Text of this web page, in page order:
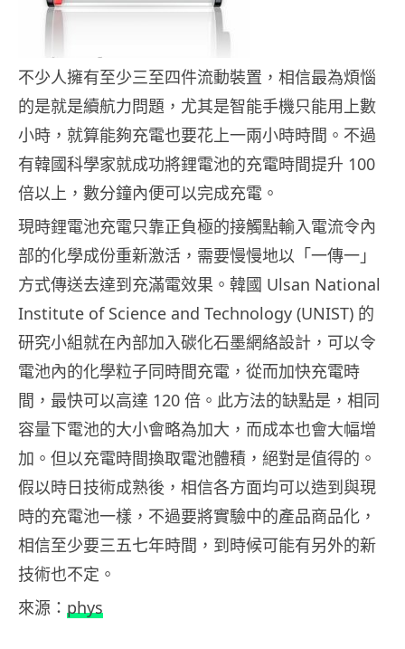
不少人擁有至少三至四件流動裝置，相信最為煩惱
的是就是續航力問題，尤其是智能手機只能用上數
小時，就算能夠充電也要花上一兩小時時間。不過
有韓國科學家就成功將鋰電池的充電時間提升 100
倍以上，數分鐘內便可以完成充電。
現時鋰電池充電只靠正負極的接觸點輸入電流令內
部的化學成份重新激活，需要慢慢地以「一傳一」
方式傳送去達到充滿電效果。韓國 Ulsan National
Institute of Science and Technology (UNIST) 的
研究小組就在內部加入碳化石墨網絡設計，可以令
電池內的化學粒子同時間充電，從而加快充電時
間，最快可以高達 120 倍。此方法的缺點是，相同
容量下電池的大小會略為加大，而成本也會大幅增
加。但以充電時間換取電池體積，絕對是值得的。
假以時日技術成熟後，相信各方面均可以造到與現
時的充電池一樣，不過要將實驗中的產品商品化，
相信至少要三五七年時間，到時候可能有另外的新
技術也不定。
來源： phys